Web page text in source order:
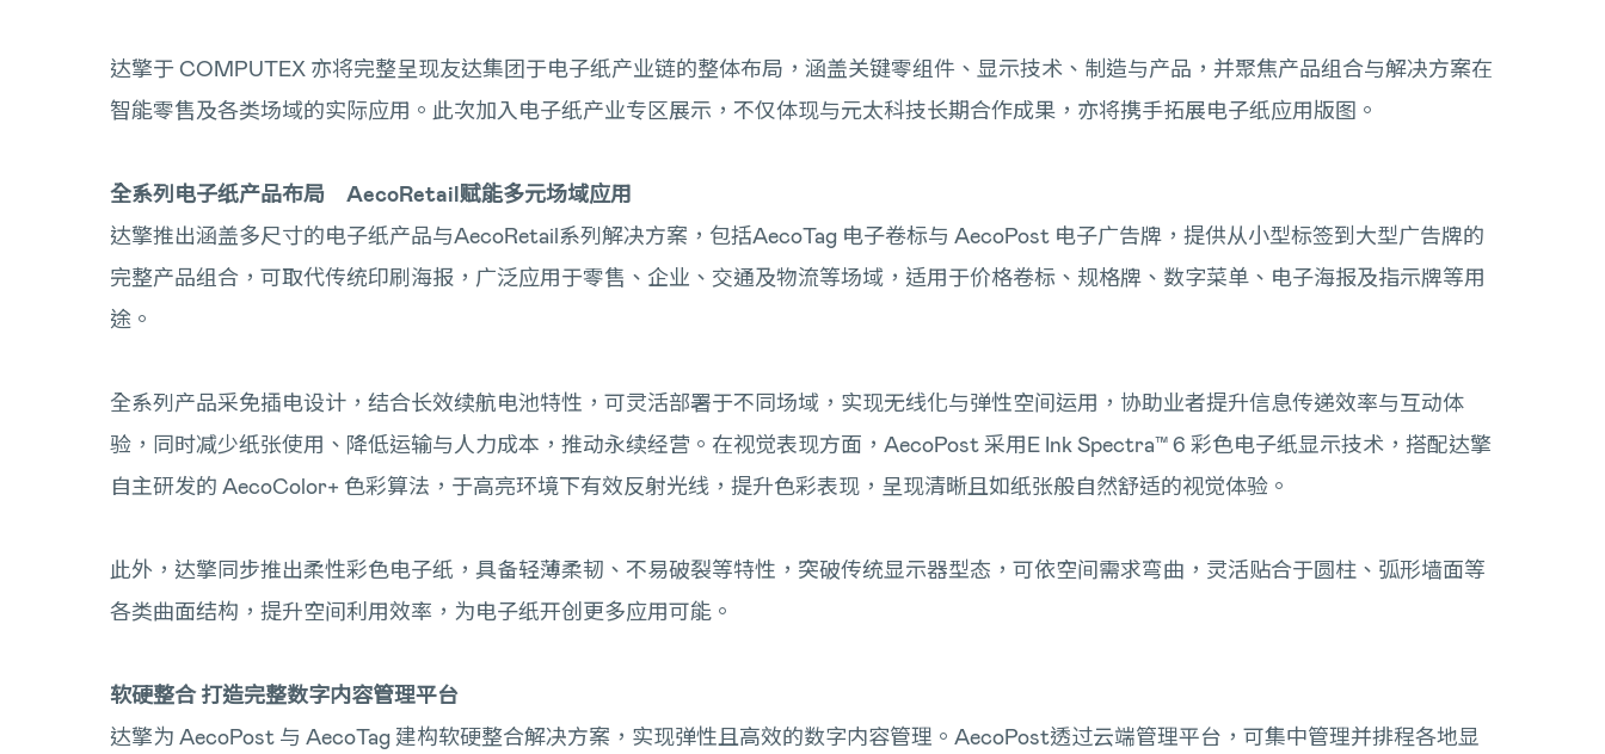
达擎于 COMPUTEX 亦将完整呈现友达集团于电子纸产业链的整体布局，涵盖关键零组件、显示技术、制造与产品，并聚焦产品组合与解决方案在
智能零售及各类场域的实际应用。此次加入电子纸产业专区展示，不仅体现与元太科技长期合作成果，亦将携手拓展电子纸应用版图。
全系列电子纸产品布局 AecoRetail赋能多元场域应用
达擎推出涵盖多尺寸的电子纸产品与AecoRetail系列解决方案，包括AecoTag 电子卷标与 AecoPost 电子广告牌，提供从小型标签到大型广告牌的
完整产品组合，可取代传统印刷海报，广泛应用于零售、企业、交通及物流等场域，适用于价格卷标、规格牌、数字菜单、电子海报及指示牌等用
途。
全系列产品采免插电设计，结合长效续航电池特性，可灵活部署于不同场域，实现无线化与弹性空间运用，协助业者提升信息传递效率与互动体
验，同时减少纸张使用、降低运输与人力成本，推动永续经营。在视觉表现方面，AecoPost 采用E Ink Spectra™ 6 彩色电子纸显示技术，搭配达擎
自主研发的 AecoColor+ 色彩算法，于高亮环境下有效反射光线，提升色彩表现，呈现清晰且如纸张般自然舒适的视觉体验。
此外，达擎同步推出柔性彩色电子纸，具备轻薄柔韧、不易破裂等特性，突破传统显示器型态，可依空间需求弯曲，灵活贴合于圆柱、弧形墙面等
各类曲面结构，提升空间利用效率，为电子纸开创更多应用可能。
软硬整合 打造完整数字内容管理平台
达擎为 AecoPost 与 AecoTag 建构软硬整合解决方案，实现弹性且高效的数字内容管理。AecoPost透过云端管理平台，可集中管理并排程各地显